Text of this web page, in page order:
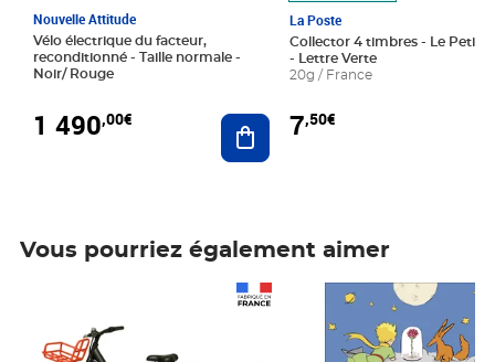
Nouvelle Attitude
Vélo électrique du facteur,
reconditionné - Taille normale -
Noir/ Rouge
1 490,00€ Ajouter au panier
La Poste
Collector 4 timbres - Le Petit
- Lettre Verte
20g / France
7,50€
Vous pourriez également aimer
Prix 7,50€